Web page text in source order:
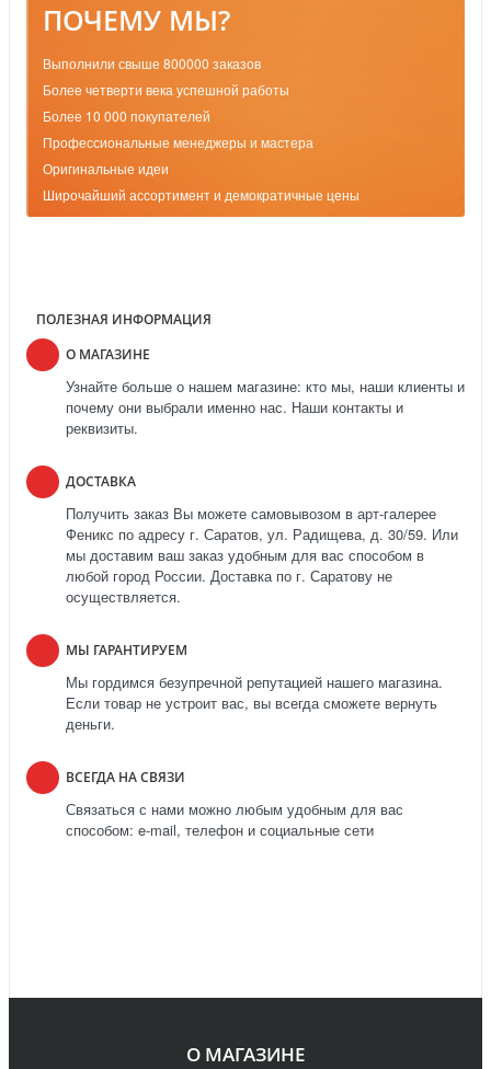
ПОЧЕМУ МЫ?
Выполнили свыше 800000 заказов
Более четверти века успешной работы
Более 10 000 покупателей
Профессиональные менеджеры и мастера
Оригинальные идеи
Широчайший ассортимент и демократичные цены
ПОЛЕЗНАЯ ИНФОРМАЦИЯ
О МАГАЗИНЕ
Узнайте больше о нашем магазине: кто мы, наши клиенты и
почему они выбрали именно нас. Наши контакты и
реквизиты.
ДОСТАВКА
Получить заказ Вы можете самовывозом в арт-галерее
Феникс по адресу г. Саратов, ул. Радищева, д. 30/59. Или
мы доставим ваш заказ удобным для вас способом в
любой город России. Доставка по г. Саратову не
осуществляется.
МЫ ГАРАНТИРУЕМ
Мы гордимся безупречной репутацией нашего магазина.
Если товар не устроит вас, вы всегда сможете вернуть
деньги.
ВСЕГДА НА СВЯЗИ
Связаться с нами можно любым удобным для вас
способом: e-mail, телефон и социальные сети
О МАГАЗИНЕ